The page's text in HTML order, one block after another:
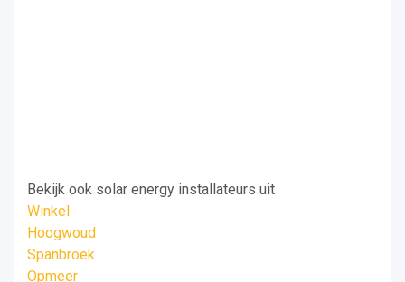
Bekijk ook solar energy installateurs uit
Winkel
Hoogwoud
Spanbroek
Opmeer